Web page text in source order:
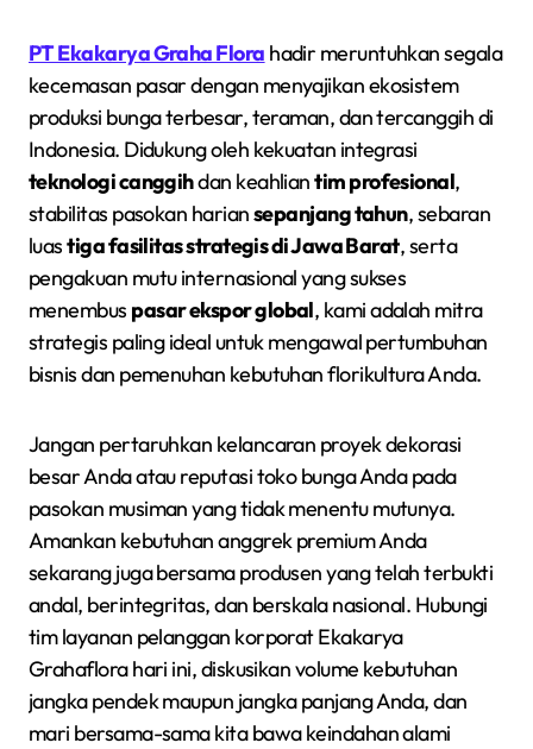
PT Ekakarya Graha Flora hadir meruntuhkan segala
kecemasan pasar dengan menyajikan ekosistem
produksi bunga terbesar, teraman, dan tercanggih di
Indonesia. Didukung oleh kekuatan integrasi
teknologi canggihdan keahliantim profesional,
stabilitas pasokan hariansepanjang tahun, sebaran
luastiga fasilitas strategis di Jawa Barat, serta
pengakuan mutu internasional yang sukses
menembus pasar ekspor global, kami adalah mitra
strategis paling ideal untuk mengawal pertumbuhan
bisnis dan pemenuhan kebutuhan florikultura Anda.
Jangan pertaruhkan kelancaran proyek dekorasi
besar Anda atau reputasi toko bunga Anda pada
pasokan musiman yang tidak menentu mutunya.
Amankan kebutuhan anggrek premium Anda
sekarang juga bersama produsen yang telah terbukti
andal, berintegritas, dan berskala nasional. Hubungi
tim layanan pelanggan korporat Ekakarya
Grahaflora hari ini, diskusikan volume kebutuhan
jangka pendek maupun jangka panjang Anda, dan
mari bersama-sama kita bawa keindahan alami